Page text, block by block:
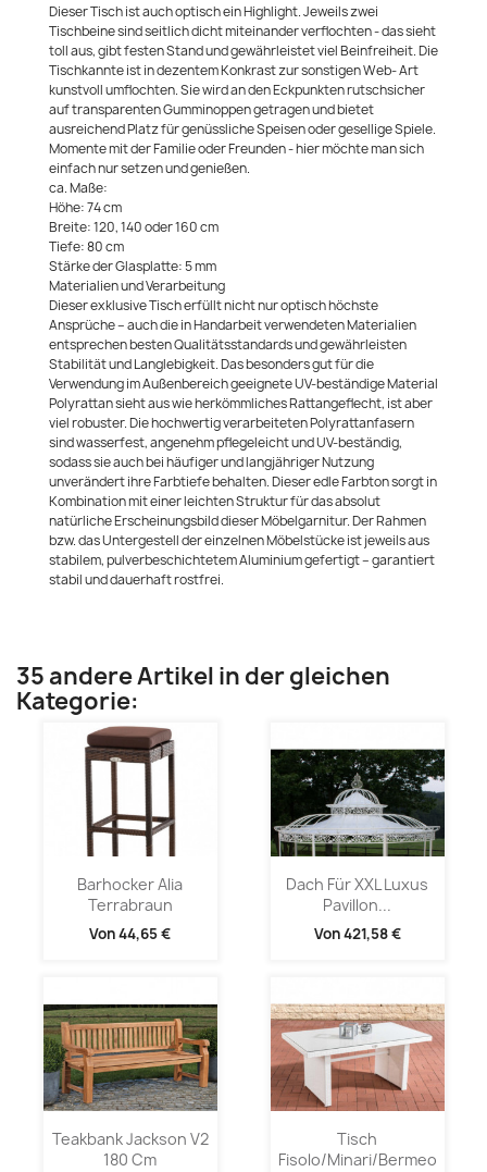
Dieser Tisch ist auch optisch ein Highlight. Jeweils zwei
Tischbeine sind seitlich dicht miteinander verflochten - das sieht
toll aus, gibt festen Stand und gewährleistet viel Beinfreiheit. Die
Tischkannte ist in dezentem Konkrast zur sonstigen Web- Art
kunstvoll umflochten. Sie wird an den Eckpunkten rutschsicher
auf transparenten Gumminoppen getragen und bietet
ausreichend Platz für genüssliche Speisen oder gesellige Spiele.
Momente mit der Familie oder Freunden - hier möchte man sich
einfach nur setzen und genießen.
ca. Maße:
Höhe: 74 cm
Breite: 120, 140 oder 160 cm
Tiefe: 80 cm
Stärke der Glasplatte: 5 mm
Materialien und Verarbeitung
Dieser exklusive Tisch erfüllt nicht nur optisch höchste
Ansprüche – auch die in Handarbeit verwendeten Materialien
entsprechen besten Qualitätsstandards und gewährleisten
Stabilität und Langlebigkeit. Das besonders gut für die
Verwendung im Außenbereich geeignete UV-beständige Material
Polyrattan sieht aus wie herkömmliches Rattangeflecht, ist aber
viel robuster. Die hochwertig verarbeiteten Polyrattanfasern
sind wasserfest, angenehm pflegeleicht und UV-beständig,
sodass sie auch bei häufiger und langjähriger Nutzung
unverändert ihre Farbtiefe behalten. Dieser edle Farbton sorgt in
Kombination mit einer leichten Struktur für das absolut
natürliche Erscheinungsbild dieser Möbelgarnitur. Der Rahmen
bzw. das Untergestell der einzelnen Möbelstücke ist jeweils aus
stabilem, pulverbeschichtetem Aluminium gefertigt – garantiert
stabil und dauerhaft rostfrei.
35 andere Artikel in der gleichen
Kategorie:
Barhocker Alia
Terrabraun
Von44,65 €
Dach Für XXL Luxus
Pavillon...
Von421,58 €
Teakbank Jackson V2
180 Cm
Tisch
Fisolo/Minari/Bermeo